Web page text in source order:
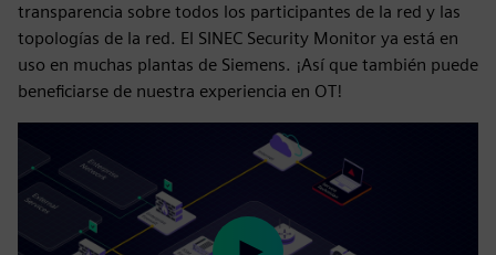
transparencia sobre todos los participantes de la red y las
topologías de la red. El SINEC Security Monitor ya está en
uso en muchas plantas de Siemens. ¡Así que también puede
beneficiarse de nuestra experiencia en OT!